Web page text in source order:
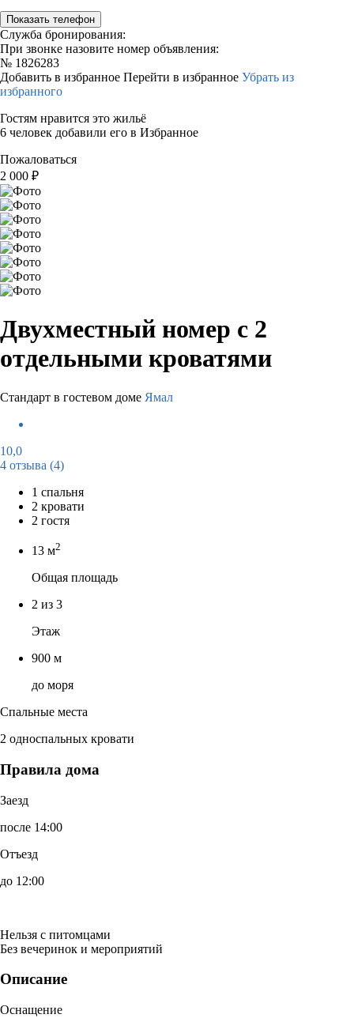
Показать телефон
Служба бронирования:
При звонке назовите номер объявления:
№ 1826283
Добавить в избранное Перейти в избранное Убрать из
избранного
Гостям нравится это жильё
6 человек добавили его в Избранное
Пожаловаться
2 000 ₽
Двухместный номер с 2
отдельными кроватями
Стандарт в гостевом доме Ямал
10,0
4 отзыва (4)
1 спальня
2 кровати
2 гостя
13 м2
Общая площадь
2 из 3
Этаж
900 м
до моря
Спальные места
2 односпальных кровати
Правила дома
Заезд
после 14:00
Отъезд
до 12:00
Нельзя с питомцами
Без вечеринок и мероприятий
Описание
Оснащение